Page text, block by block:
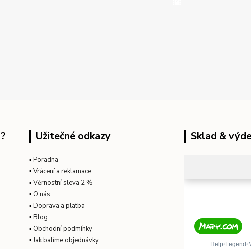
Užitečné odkazy
▪ Poradna
▪ Vrácení a reklamace
▪ Věrnostní sleva 2 %
▪ O nás
▪ Doprava a platba
▪ Blog
▪ Obchodní podmínky
▪Jak balíme objednávky
Sklad &